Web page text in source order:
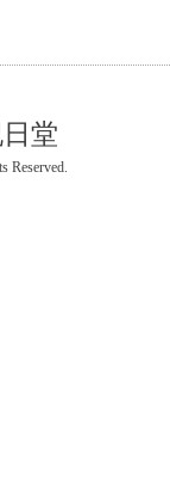
堂
Reserved.